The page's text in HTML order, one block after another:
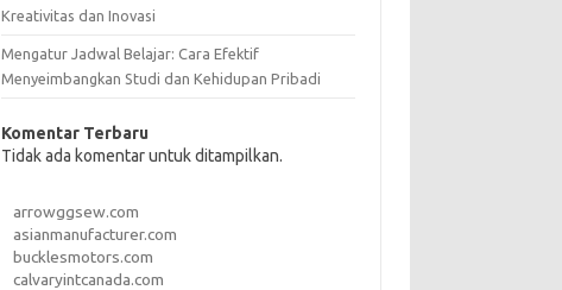
Kreativitas dan Inovasi
Mengatur Jadwal Belajar: Cara Efektif
Menyeimbangkan Studi dan Kehidupan Pribadi
Komentar Terbaru
Tidak ada komentar untuk ditampilkan.
arrowggsew.com
asianmanufacturer.com
bucklesmotors.com
calvaryintcanada.com